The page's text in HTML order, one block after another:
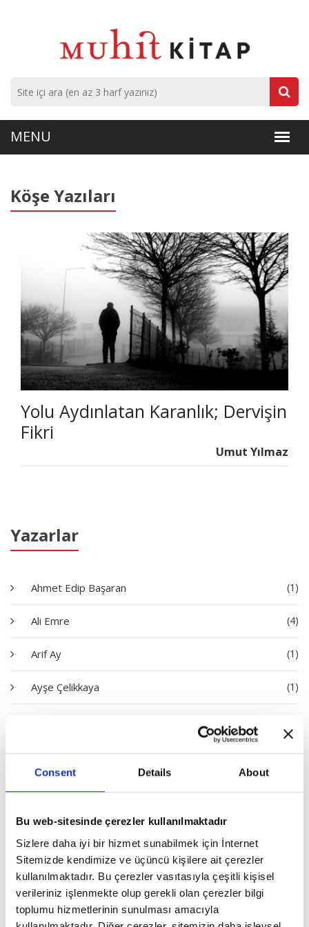
Consent Details About
Bu web-sitesinde çerezler kullanılmaktadır
Sizlere daha iyi bir hizmet sunabilmek için İnternet
Sitemizde kendimize ve üçüncü kişilere ait çerezler
kullanılmaktadır. Bu çerezler vasıtasıyla çeşitli kişisel
verileriniz işlenmekte olup gerekli olan çerezler bilgi
toplumu hizmetlerinin sunulması amacıyla
Yazarlar
Ahmet Edip Başaran (1)
Ali Emre (4)
Arif Ay (1)
Ayşe Çelikkaya (1)
Dilara Ayşe Akdeniz (1)
Emine Batar
Köşe Yazıları
Yolu Aydınlatan Karanlık; Dervişin
Fikri
Umut Yılmaz